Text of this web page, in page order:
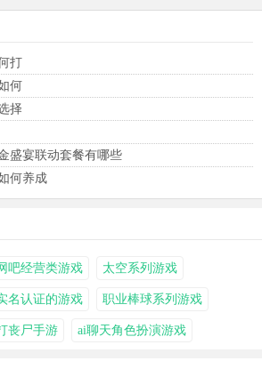
打
何
择
盛宴联动套餐有哪些
何养成
吧经营类游戏 太空系列游戏
名认证的游戏 职业棒球系列游戏
丧尸手游 ai聊天角色扮演游戏